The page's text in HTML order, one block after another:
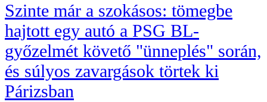
Szinte már a szokásos: tömegbe
hajtott egy autó a PSG BL-
győzelmét követő "ünneplés" során,
és súlyos zavargások törtek ki
Párizsban